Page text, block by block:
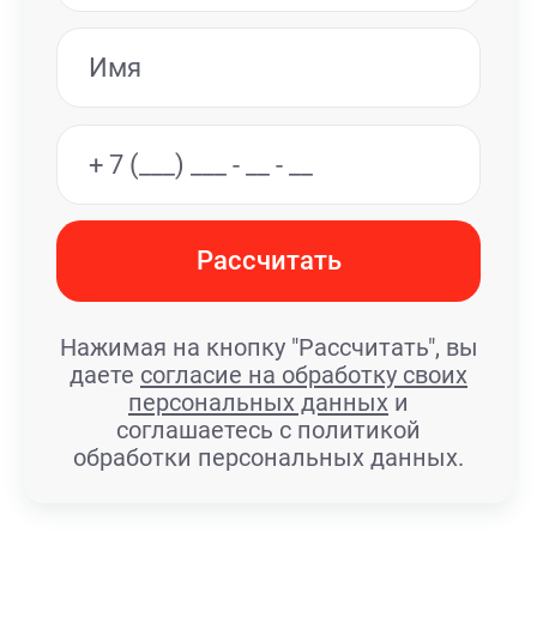
Рассчитать
Нажимая на кнопку "Рассчитать", вы
даете согласие на обработку своих
персональных данных и
соглашаетесь с политикой
обработки персональных данных.